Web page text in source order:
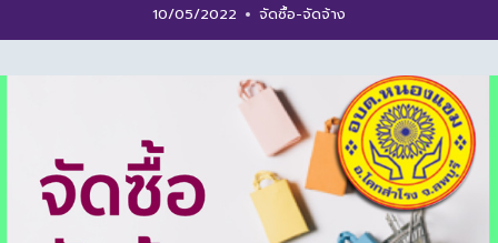
10/05/2022 จัดซื้อ-จัดจ้าง